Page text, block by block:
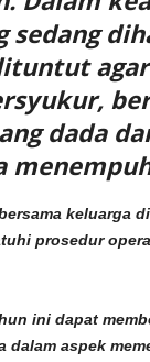
sedang
dada
keluarga
prosedur
ini dapat
dalam aspek